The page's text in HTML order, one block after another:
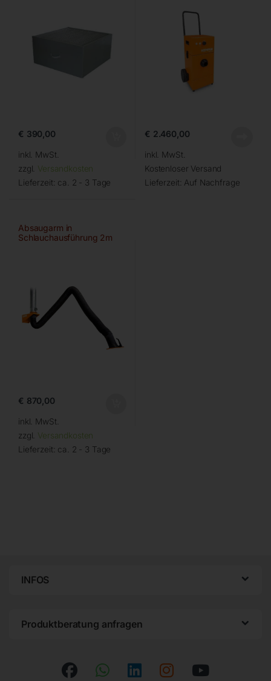
€ 390,00
inkl. MwSt.
zzgl. Versandkosten
Lieferzeit: ca. 2 - 3 Tage
€ 2.460,00
inkl. MwSt.
Kostenloser Versand
Lieferzeit: Auf Nachfrage
Absaugarm in
Schlauchausführung 2m
€ 870,00
inkl. MwSt.
zzgl. Versandkosten
Lieferzeit: ca. 2 - 3 Tage
INFOS
Produktberatung anfragen